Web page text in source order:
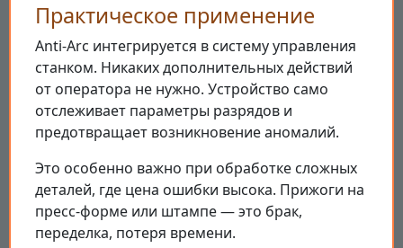
Практическое применение
Anti-Arc интегрируется в систему управления
станком. Никаких дополнительных действий
от оператора не нужно. Устройство само
отслеживает параметры разрядов и
предотвращает возникновение аномалий.
Это особенно важно при обработке сложных
деталей, где цена ошибки высока. Прижоги на
пресс-форме или штампе — это брак,
переделка, потеря времени.